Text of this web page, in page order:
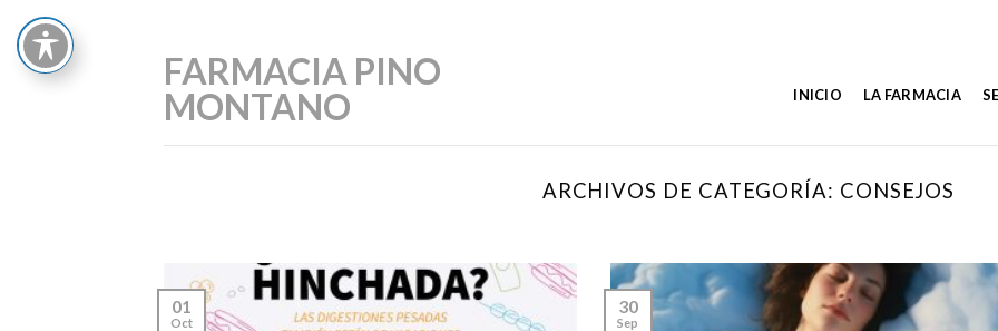
content
FARMACIA PINO
MONTANO
INICIO LA FARMACIA
ARCHIVOS DE CATEGORÍA: CONSEJOS
01
Oct
30
Sep